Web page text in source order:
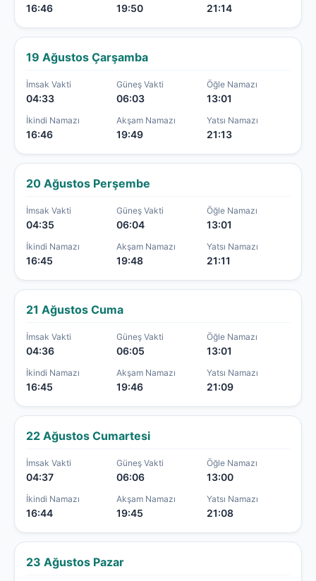
16:46 19:50 21:14
19 Ağustos Çarşamba
İmsak Vakti
04:33
Güneş Vakti
06:03
Öğle Namazı
13:01
İkindi Namazı
16:46
Akşam Namazı
19:49
Yatsı Namazı
21:13
20 Ağustos Perşembe
İmsak Vakti
04:35
Güneş Vakti
06:04
Öğle Namazı
13:01
İkindi Namazı
16:45
Akşam Namazı
19:48
Yatsı Namazı
21:11
21 Ağustos Cuma
İmsak Vakti
04:36
Güneş Vakti
06:05
Öğle Namazı
13:01
İkindi Namazı
16:45
Akşam Namazı
19:46
Yatsı Namazı
21:09
22 Ağustos Cumartesi
İmsak Vakti
04:37
Güneş Vakti
06:06
Öğle Namazı
13:00
İkindi Namazı
16:44
Akşam Namazı
19:45
Yatsı Namazı
21:08
23 Ağustos Pazar